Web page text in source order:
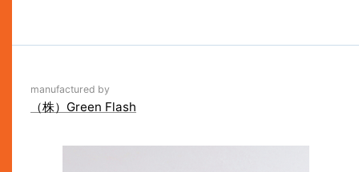
manufactured by
（株）Green Flash